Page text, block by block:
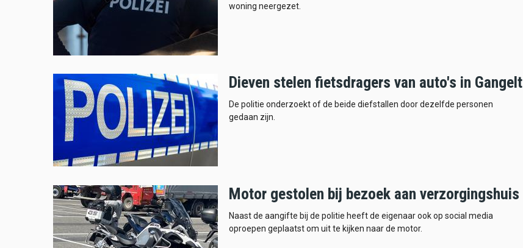
woning neergezet.
Dieven stelen fietsdragers van auto's in Gangelt
De politie onderzoekt of de beide diefstallen door dezelfde personen
gedaan zijn.
Motor gestolen bij bezoek aan verzorgingshuis
Naast de aangifte bij de politie heeft de eigenaar ook op social media
oproepen geplaatst om uit te kijken naar de motor.